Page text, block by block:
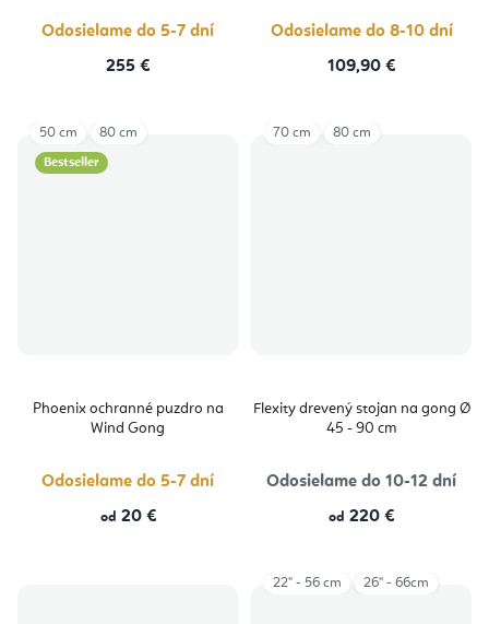
Odosielame do 5-7 dní
255 €
Odosielame do 8-10 dní
109,90 €
Bestseller
Phoenix ochranné puzdro na
Wind Gong
Odosielame do 5-7 dní
od 20 €
50 cm 80 cm
Flexity drevený stojan na gong Ø
45 - 90 cm
Odosielame do 10-12 dní
od 220 €
70 cm 80 cm
22" - 56 cm 26'' - 66cm